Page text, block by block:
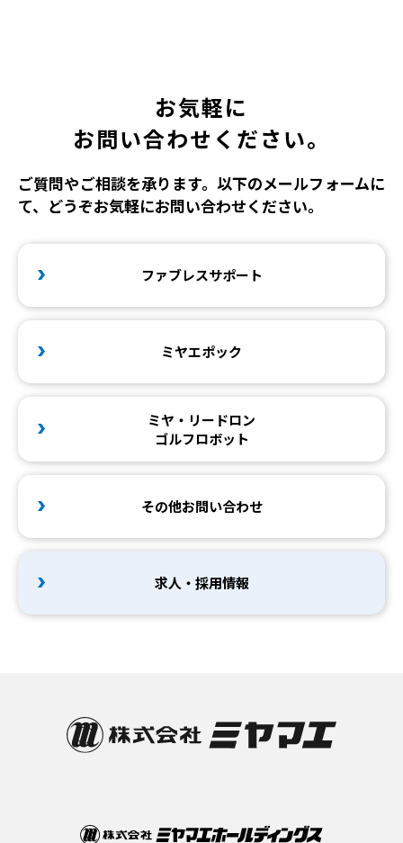
お気軽に
お問い合わせください。
ご質問やご相談を承ります。以下のメールフォームに
て、どうぞお気軽にお問い合わせください。
ファブレスサポート
ミヤエポック
ミヤ・リードロン
ゴルフロボット
その他お問い合わせ
求人・採用情報